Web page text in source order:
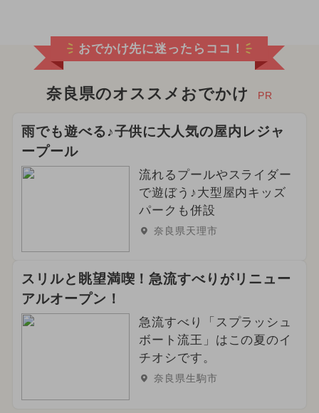
おでかけ先に迷ったらココ！
奈良県のオススメおでかけ PR
雨でも遊べる♪子供に大人気の屋内レジャ
ープール
流れるプールやスライダー
で遊ぼう♪大型屋内キッズ
パークも併設
奈良県天理市
スリルと眺望満喫！急流すべりがリニュー
アルオープン！
急流すべり「スプラッシュ
ボート流王」はこの夏のイ
チオシです。
奈良県生駒市